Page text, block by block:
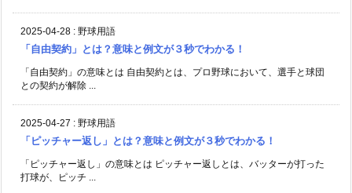
2025-04-28 : 野球用語
「自由契約」とは？意味と例文が３秒でわかる！
「自由契約」の意味とは 自由契約とは、プロ野球において、選手と球団
との契約が解除 ...
2025-04-27 : 野球用語
「ピッチャー返し」とは？意味と例文が３秒でわかる！
「ピッチャー返し」の意味とは ピッチャー返しとは、バッターが打った
打球が、ピッチ ...